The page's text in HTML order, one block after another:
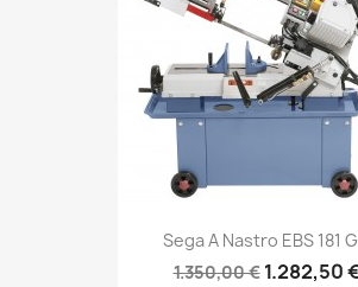
Sega A Nastro EBS 181
1.350,00 € 1.282,50